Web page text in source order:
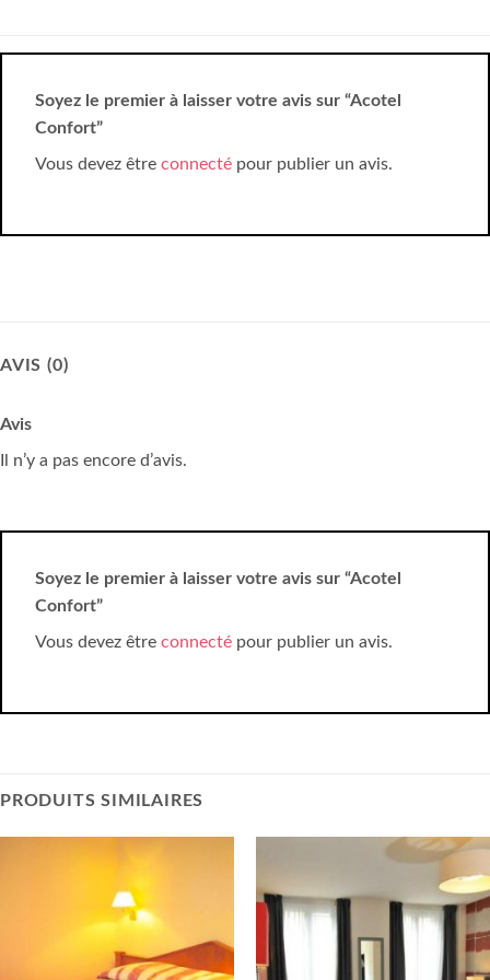
Soyez le premier à laisser votre avis sur “Acotel
Confort”
Vous devez être connecté pour publier un avis.
AVIS (0)
Avis
Il n’y a pas encore d’avis.
Soyez le premier à laisser votre avis sur “Acotel
Confort”
Vous devez être connecté pour publier un avis.
PRODUITS SIMILAIRES